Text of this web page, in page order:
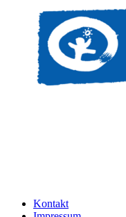
Kontakt